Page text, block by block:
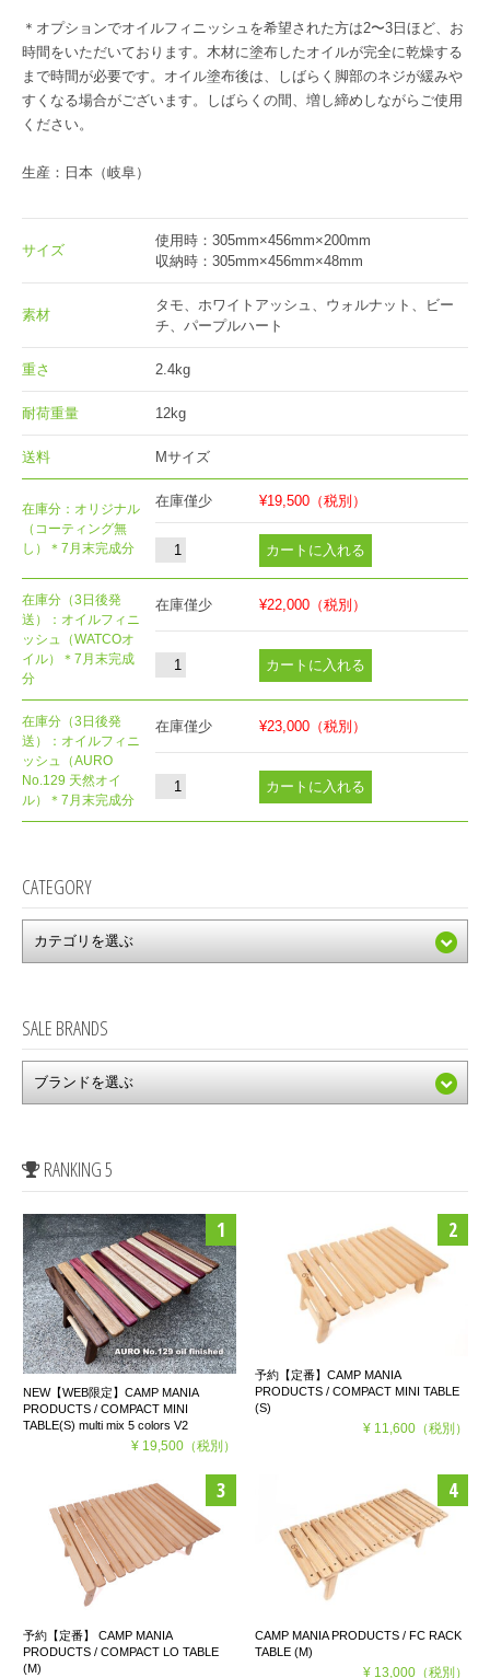
＊オプションでオイルフィニッシュを希望された方は2〜3日ほど、お
時間をいただいております。木材に塗布したオイルが完全に乾燥する
まで時間が必要です。オイル塗布後は、しばらく脚部のネジが緩みや
すくなる場合がございます。しばらくの間、増し締めしながらご使用
ください。
生産：日本（岐阜）
サイズ
使用時：305mm×456mm×200mm
収納時：305mm×456mm×48mm
素材
タモ、ホワイトアッシュ、ウォルナット、ビー
チ、パープルハート
重さ 2.4kg
耐荷重量 12kg
送料 Mサイズ
在庫分：オリジナル
（コーティング無
し）＊7月末完成分
在庫僅少 ¥19,500 （税別）
在庫分（3日後発
送）：オイルフィニ
ッシュ（WATCOオ
イル）＊7月末完成
分
在庫僅少 ¥22,000 （税別）
在庫分（3日後発
送）：オイルフィニ
ッシュ（AURO
No.129 天然オイ
ル）＊7月末完成分
在庫僅少 ¥23,000 （税別）
CATEGORY
SALE BRANDS
RANKING 5
NEW【WEB限定】CAMP MANIA
PRODUCTS / COMPACT MINI
TABLE(S) multi mix 5 colors V2
¥ 19,500（税別）
予約【定番】CAMP MANIA
PRODUCTS / COMPACT MINI TABLE
(S)
¥ 11,600（税別）
予約【定番】 CAMP MANIA
PRODUCTS / COMPACT LO TABLE
(M)
CAMP MANIA PRODUCTS / FC RACK
TABLE (M)
¥ 13,000（税別）